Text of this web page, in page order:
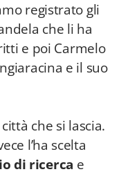
registrato gli
che li ha
e poi Carmelo
e il suo
che si lascia.
l’ha scelta
di ricerca e